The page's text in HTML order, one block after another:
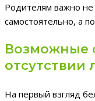
Родителям важно не
самостоятельно, а
Возможные
отсутствии
На первый взгляд